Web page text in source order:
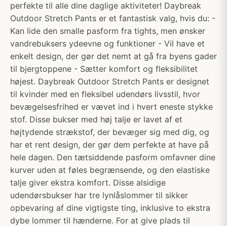
perfekte til alle dine daglige aktiviteter! Daybreak
Outdoor Stretch Pants er et fantastisk valg, hvis du: -
Kan lide den smalle pasform fra tights, men ønsker
vandrebuksers ydeevne og funktioner - Vil have et
enkelt design, der gør det nemt at gå fra byens gader
til bjergtoppene - Sætter komfort og fleksibilitet
højest. Daybreak Outdoor Stretch Pants er designet
til kvinder med en fleksibel udendørs livsstil, hvor
bevægelsesfrihed er vævet ind i hvert eneste stykke
stof. Disse bukser med høj talje er lavet af et
højtydende strækstof, der bevæger sig med dig, og
har et rent design, der gør dem perfekte at have på
hele dagen. Den tætsiddende pasform omfavner dine
kurver uden at føles begrænsende, og den elastiske
talje giver ekstra komfort. Disse alsidige
udendørsbukser har tre lynlåslommer til sikker
opbevaring af dine vigtigste ting, inklusive to ekstra
dybe lommer til hænderne. For at give plads til